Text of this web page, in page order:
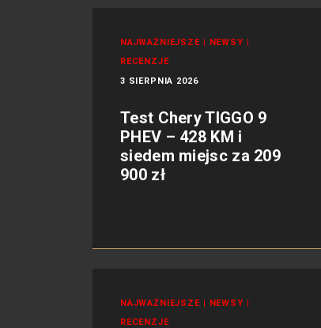
NAJWAŻNIEJSZE | NEWSY |
RECENZJE
3 SIERPNIA 2026
Test Chery TIGGO 9
PHEV – 428 KM i
siedem miejsc za 209
900 zł
NAJWAŻNIEJSZE | NEWSY |
RECENZJE